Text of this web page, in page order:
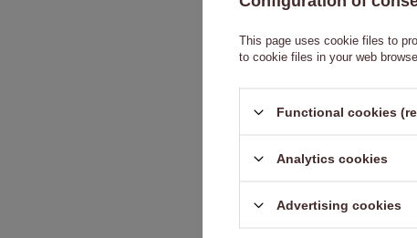
RECOMENDADO
This page uses cookie files to
to cookie files in your web
Functional cookies
Analytics cookies
Advertising cookies